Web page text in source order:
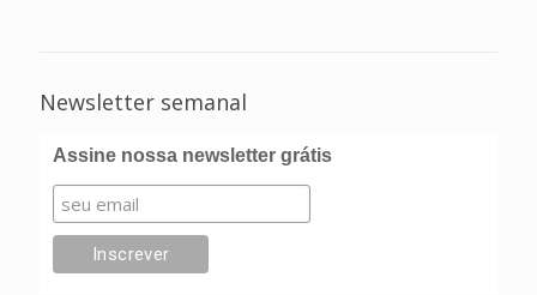
Newsletter semanal
Assine nossa newsletter grátis